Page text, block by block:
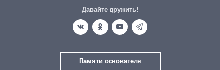
Давайте дружить!
Памяти основателя